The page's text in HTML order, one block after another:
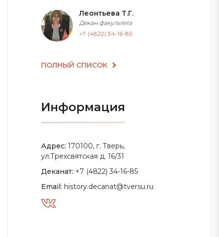
Леонтьева Т.Г.
Декан факультета
+7 (4822) 34-16-85
ПОЛНЫЙ СПИСОК
Информация
Адрес: 170100, г. Тверь,
ул.Трехсвятская д. 16/31
Деканат: +7 (4822) 34-16-85
Email: history.decanat@tversu.ru